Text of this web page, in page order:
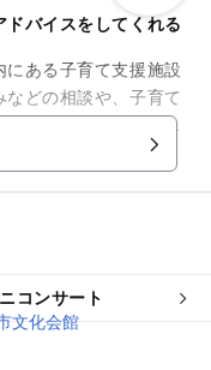
バイスをしてくれる
ある子育て支援施設
どの相談や、子育て
料は無料なので、気
コンサート